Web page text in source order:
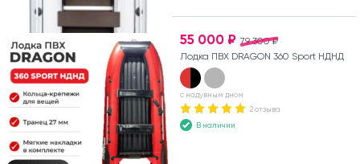
79 300 ₽
55 000 ₽
Лодка ПВХ DRAGON 360 Sport НДНД
с надувным дном
2 отзыва
В наличии